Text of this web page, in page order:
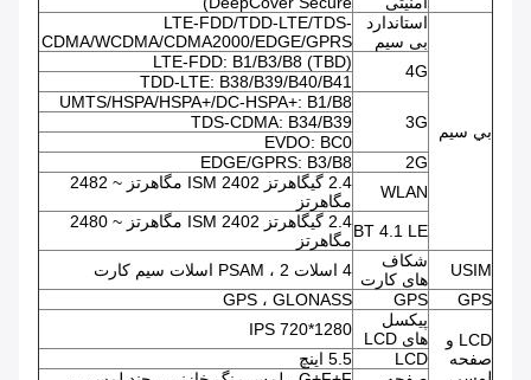
بي سيم
استاندارد
بی سیم
LTE-FDD/TDD-LTE/TDS-
CDMA/WCDMA/CDMA2000/EDGE/GPRS
4G
LTE-FDD: B1/B3/B8 (TBD)
TDD-LTE: B38/B39/B40/B41
3G
UMTS/HSPA/HSPA+/DC-HSPA+: B1/B8
TDS-CDMA: B34/B39
EVDO: BC0
2G
EDGE/GPRS: B3/B8
WLAN
2.4 گیگاهرتز ISM 2402 مگاهرتز ~ 2482
مگاهرتز
BT 4.1 LE
2.4 گیگاهرتز ISM 2402 مگاهرتز ~ 2480
مگاهرتز
USIM
شکاف
های کارت 4 اسلات PSAM ، 2 اسلات سیم کارت
GPS
GPS GPS ، GLONASS
LCD و
صفحه
پیکسل
های LCD
IPS 720*1280
LCD
5.5 اینچ